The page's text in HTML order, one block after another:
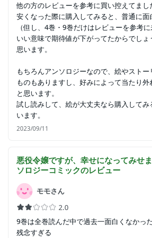
他の方のレビューを参考に買い控えてま
安くなった際に購入してみると、普通に面
（但し、4巻・9巻だけはレビューを参考に
いい意味で期待値が下がってたからでしょ
思います。
もちろんアンソロジーなので、絵やスト
ものもありますし、好みによって当たり
と思います。
試し読みして、絵が大丈夫なら購入してみ
います。
2023/09/11
悪役令嬢ですが、幸せになってみせ
ソロジーコミックのレビュー
モモさん
2.0
9巻は全巻読んだ中で過去一面白くなかっ
残念すぎる